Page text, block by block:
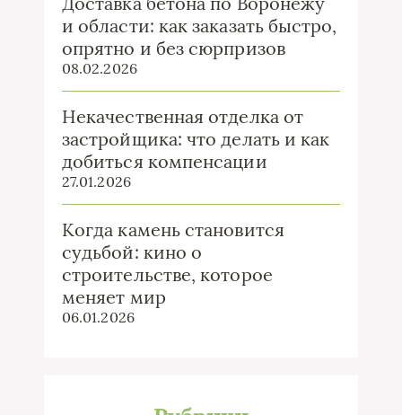
и области: как заказать быстро,
опрятно и без сюрпризов
08.02.2026
Некачественная отделка от
застройщика: что делать и как
добиться компенсации
27.01.2026
Когда камень становится
судьбой: кино о
строительстве, которое
меняет мир
06.01.2026